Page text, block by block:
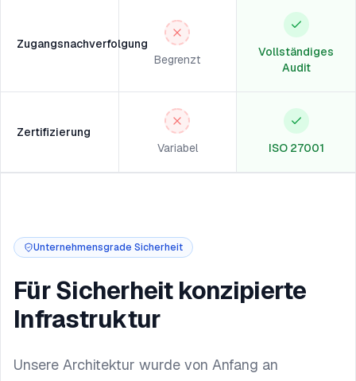
Zugangsnachverfolgung
Begrenzt
Vollständiges
Audit
Zertifizierung
Variabel
ISO 27001
Unternehmensgrade Sicherheit
Für Sicherheit konzipierte
Infrastruktur
Unsere Architektur wurde von Anfang an